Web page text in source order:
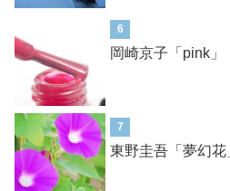
6
岡崎京子「pink」
7
東野圭吾「夢幻花